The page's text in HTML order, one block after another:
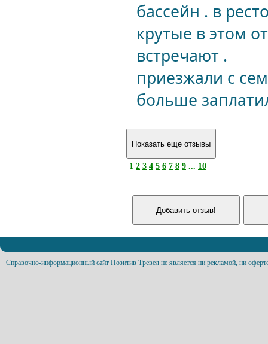
бассейн . в
крутые в этом
встречают .
приезжали с
больше
1 2 3 4 5 6 7 8 9 ... 10
Справочно-информационный сайт Позитив Тревел не является ни рекламой, ни